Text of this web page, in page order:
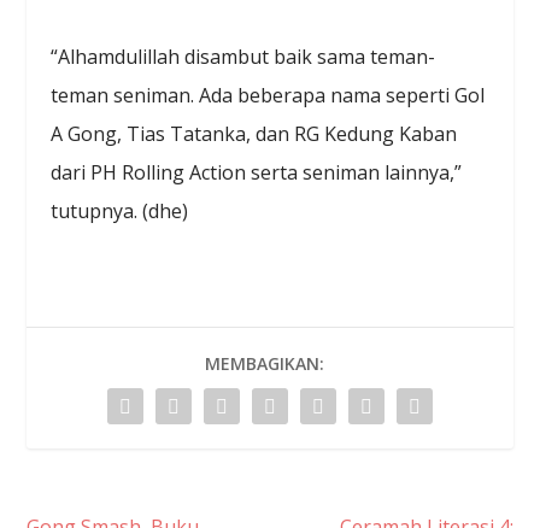
“Alhamdulillah disambut baik sama teman-
teman seniman. Ada beberapa nama seperti Gol
A Gong, Tias Tatanka, dan RG Kedung Kaban
dari PH Rolling Action serta seniman lainnya,”
tutupnya. (dhe)
MEMBAGIKAN: